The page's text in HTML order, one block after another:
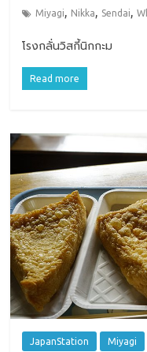
Miyagi, Nikka, Sendai,
โรงกลั่นวิสกี้นิกกะม
Read more
JapanStation Miyagi